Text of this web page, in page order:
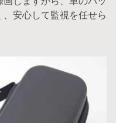
安心して監視を任せら